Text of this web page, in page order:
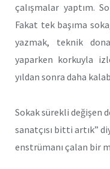
çalışmalar yaptım.
Fakat tek başıma
yazmak, teknik
yaparken korkuyla
yıldan sonra daha
Sokak sürekli değişen
sanatçısı bitti artık”
enstrümanı çalan bir